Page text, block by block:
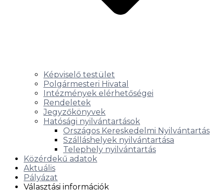
Képviselő testület
Polgármesteri Hivatal
Intézmények elérhetőségei
Rendeletek
Jegyzőkönyvek
Hatósági nyilvántartások
Országos Kereskedelmi Nyilvántartás
Szálláshelyek nyilvántartása
Telephely nyilvántartás
Közérdekű adatok
Aktuális
Pályázat
Választási információk